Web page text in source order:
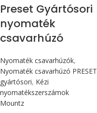
Preset Gyártósori
nyomaték
csavarhúzó
Nyomaték csavarhúzók,
Nyomaték csavarhúzó PRESET
gyártósori, Kézi
nyomatékszerszámok
Mountz